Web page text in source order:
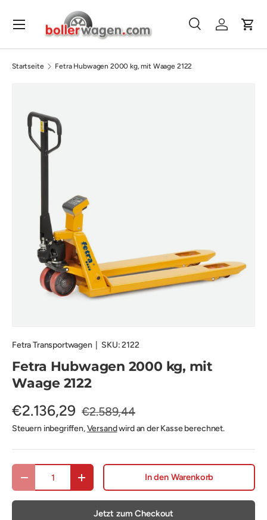
Direkt zum Inhalt
Suchen
SucheEinloggen
Menü
Startseite Fetra Hubwagen 2000 kg, mit Waage 2122
Fetra Transportwagen| SKU:2122
Fetra Hubwagen 2000 kg, mit
Waage 2122
€2.136,29 €2.589,44
Steuern inbegriffen,Versandwird an der Kasse berechnet.
Menge verringernMenge erhöhen In den Warenkorb
Jetzt zum Checkout